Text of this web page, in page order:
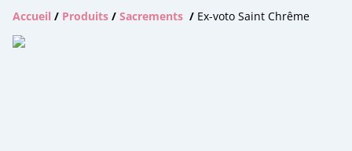
Accueil / Produits / Sacrements / Ex-voto Saint Chrême